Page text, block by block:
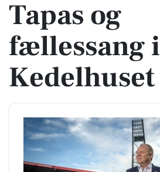
Tapas og
fællessang i
Kedelhuset